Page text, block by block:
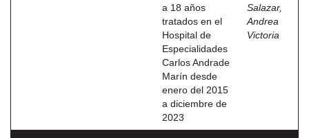
a 18 años
tratados en el
Hospital de
Especialidades
Carlos Andrade
Marín desde
enero del 2015
a diciembre de
2023
Salazar,
Andrea
Victoria